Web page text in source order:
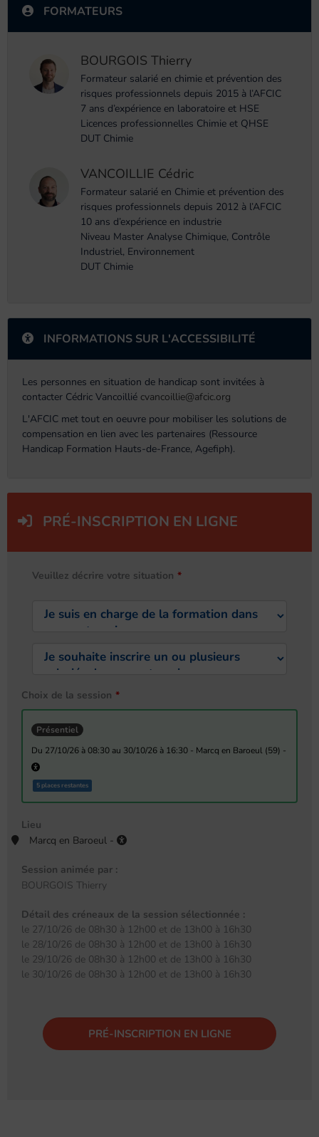
FORMATEURS
BOURGOIS Thierry
Formateur salarié en chimie et prévention des
risques professionnels depuis 2015 à l’AFCIC
7 ans d’expérience en laboratoire et HSE
Licences professionnelles Chimie et QHSE
DUT Chimie
VANCOILLIE Cédric
Formateur salarié en Chimie et prévention des
risques professionnels depuis 2012 à l’AFCIC
10 ans d’expérience en industrie
Niveau Master Analyse Chimique, Contrôle
Industriel, Environnement
DUT Chimie
INFORMATIONS SUR L'ACCESSIBILITÉ
Les personnes en situation de handicap sont invitées à
contacter Cédric Vancoillié cvancoillie@afcic.org
L'AFCIC met tout en oeuvre pour mobiliser les solutions de
compensation en lien avec les partenaires (Ressource
Handicap Formation Hauts-de-France, Agefiph).
PRÉ-INSCRIPTION EN LIGNE
Veuillez décrire votre situation
Choix de la session
Présentiel
du 27/10/26 à 08:30 au 30/10/26 à 16:30 - Marcq en Baroeul (59) -
5 places restantes
Lieu
Marcq en Baroeul -
Session animée par :
BOURGOIS Thierry
Détail des créneaux de la session sélectionnée :
le 27/10/26 de 08h30 à 12h00 et de 13h00 à 16h30
le 28/10/26 de 08h30 à 12h00 et de 13h00 à 16h30
le 29/10/26 de 08h30 à 12h00 et de 13h00 à 16h30
le 30/10/26 de 08h30 à 12h00 et de 13h00 à 16h30
PRÉ-INSCRIPTION EN LIGNE